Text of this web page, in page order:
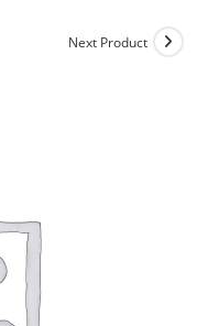
Next Product